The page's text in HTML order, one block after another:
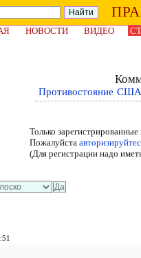
НОВОСТИ ВИДЕО
Противостояние США
Только
Пожалуйста
(Для регистрации надо